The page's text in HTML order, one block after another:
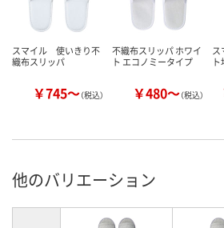
スマイル 使いきり不
織布スリッパ
￥745～（税込）
不織布スリッパ ホワイ
ト エコノミータイプ
￥480～（税込）
ス
他のバリエーション